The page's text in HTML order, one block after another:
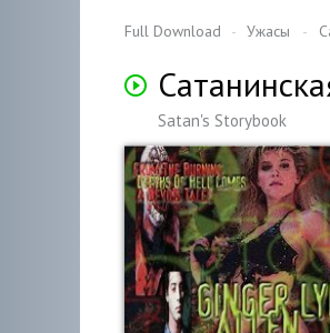
Full Download Ужасы
Satan's Storybook